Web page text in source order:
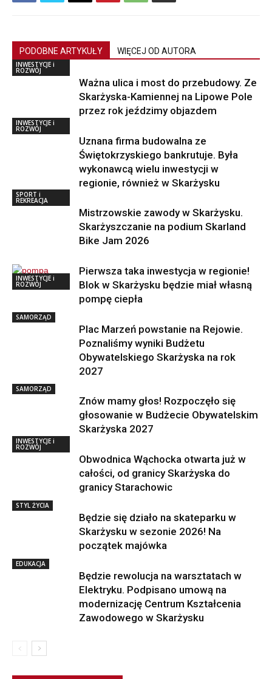
PODOBNE ARTYKUŁY WIĘCEJ OD AUTORA
INWESTYCJE i
ROZWÓJ
Ważna ulica i most do przebudowy. Ze
Skarżyska-Kamiennej na Lipowe Pole
przez rok jeździmy objazdem
INWESTYCJE i
ROZWÓJ
Uznana firma budowalna ze
Świętokrzyskiego bankrutuje. Była
wykonawcą wielu inwestycji w
regionie, również w Skarżysku
SPORT i
REKREACJA
Mistrzowskie zawody w Skarżysku.
Skarżyszczanie na podium Skarland
Bike Jam 2026
INWESTYCJE i
ROZWÓJ
Pierwsza taka inwestycja w regionie!
Blok w Skarżysku będzie miał własną
pompę ciepła
SAMORZĄD
Plac Marzeń powstanie na Rejowie.
Poznaliśmy wyniki Budżetu
Obywatelskiego Skarżyska na rok
2027
SAMORZĄD
Znów mamy głos! Rozpoczęło się
głosowanie w Budżecie Obywatelskim
Skarżyska 2027
INWESTYCJE i
ROZWÓJ
Obwodnica Wąchocka otwarta już w
całości, od granicy Skarżyska do
granicy Starachowic
STYL ŻYCIA
Będzie się działo na skateparku w
Skarżysku w sezonie 2026! Na
początek majówka
EDUKACJA
Będzie rewolucja na warsztatach w
Elektryku. Podpisano umową na
modernizację Centrum Kształcenia
Zawodowego w Skarżysku